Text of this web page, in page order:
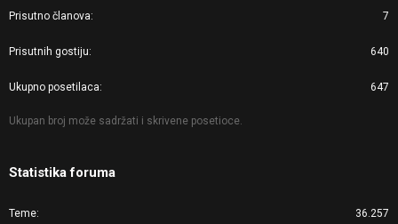
Prisutno članova 7
Prisutnih gostiju 640
Ukupno posetilaca 647
Ukupan broj može sadržati i skrivene posetioce.
Statistika foruma
Teme 36.257